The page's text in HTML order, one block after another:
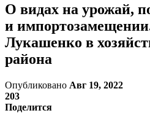
О видах на урожай,
и
Лукашенко в
района
Опубликовано Авг 19, 2022
203
Поделится